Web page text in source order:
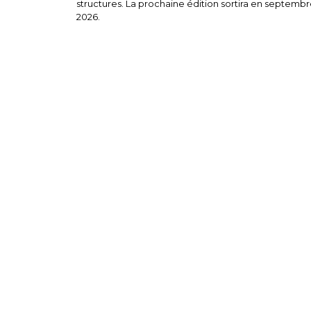
structures. La prochaine édition sortira en
2026.